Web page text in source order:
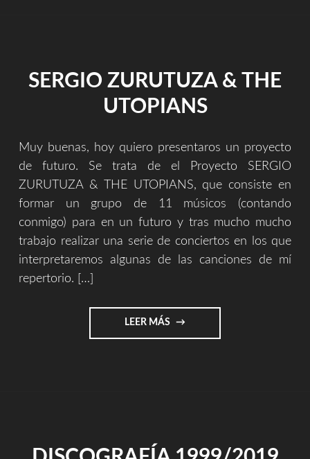
SERGIO ZURUTUZA & THE
UTOPIANS
Muy buenas, hoy quiero presentaros un proyecto
de futuro. Se trata de el Proyecto SERGIO
ZURUTUZA & THE UTOPIANS, que consiste en
formar un grupo de 11 músicos (contando
conmigo) para en un futuro y tras mucho mucho
trabajo realizar una serie de conciertos en los que
interpretaremos algunas de las canciones de mí
repertorio. […]
LEER MÁS "SERGIO
ZURUTUZA